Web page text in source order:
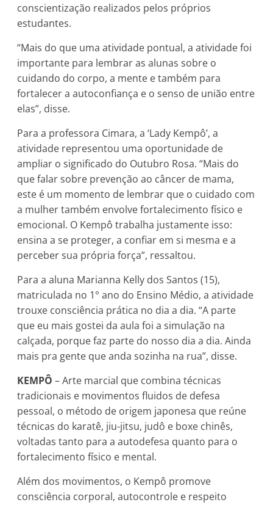
conscientização realizados pelos próprios
estudantes.
“Mais do que uma atividade pontual, a atividade foi
importante para lembrar as alunas sobre o
cuidando do corpo, a mente e também para
fortalecer a autoconfiança e o senso de união entre
elas”, disse.
Para a professora Cimara, a ‘Lady Kempô’, a
atividade representou uma oportunidade de
ampliar o significado do Outubro Rosa. “Mais do
que falar sobre prevenção ao câncer de mama,
este é um momento de lembrar que o cuidado com
a mulher também envolve fortalecimento físico e
emocional. O Kempô trabalha justamente isso:
ensina a se proteger, a confiar em si mesma e a
perceber sua própria força”, ressaltou.
Para a aluna Marianna Kelly dos Santos (15),
matriculada no 1° ano do Ensino Médio, a atividade
trouxe consciência prática no dia a dia. “A parte
que eu mais gostei da aula foi a simulação na
calçada, porque faz parte do nosso dia a dia. Ainda
mais pra gente que anda sozinha na rua”, disse.
KEMPÔ – Arte marcial que combina técnicas
tradicionais e movimentos fluidos de defesa
pessoal, o método de origem japonesa que reúne
técnicas do karatê, jiu-jitsu, judô e boxe chinês,
voltadas tanto para a autodefesa quanto para o
fortalecimento físico e mental.
Além dos movimentos, o Kempô promove
consciência corporal, autocontrole e respeito